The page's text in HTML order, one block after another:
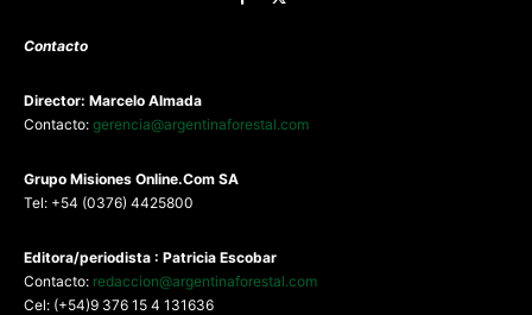
Contacto
Director: Marcelo Almada
Contacto: gerencia@argentinaforestal.com
Grupo Misiones Online.Com SA
Tel: +54 (0376) 4425800
Editora/periodista : Patricia Escobar
Contacto: redaccion@argentinaforestal.com
Cel: (+54)9 376 15 4 131636